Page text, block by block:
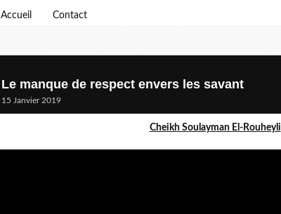
Accueil Contact
Le manque de respect envers les savant
15 Janvier 2019
Cheikh Soulayman El-Rouheyli